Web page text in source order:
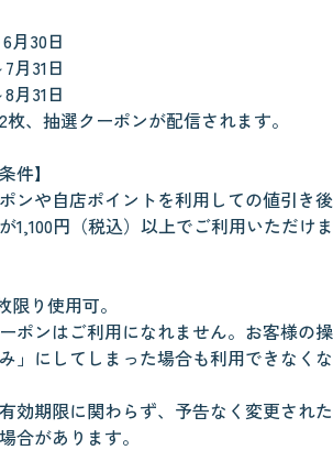
月30日
月31日
月31日
、抽選クーポンが配信されます。
件】
ンや自店ポイントを利用しての値引き
1,100円（税込）以上でご利用いただけま
り使用可。
ポンはご利用になれません。お客様の
」にしてしまった場合も利用できなく
効期限に関わらず、予告なく変更され
合があります。